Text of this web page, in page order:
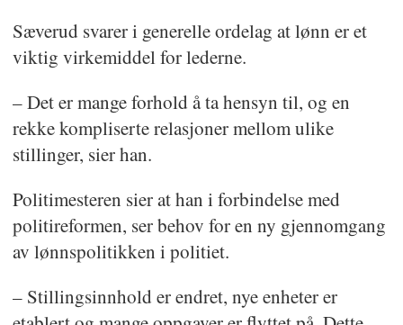
Sæverud svarer i generelle ordelag at lønn er et
viktig virkemiddel for lederne.
– Det er mange forhold å ta hensyn til, og en
rekke kompliserte relasjoner mellom ulike
stillinger, sier han.
Politimesteren sier at han i forbindelse med
politireformen, ser behov for en ny gjennomgang
av lønnspolitikken i politiet.
– Stillingsinnhold er endret, nye enheter er